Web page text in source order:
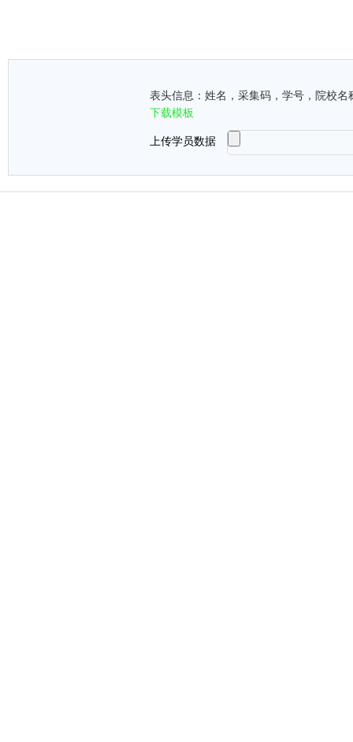
表头信息：姓名，采集码，学号，院校
下载模板
上传学员数据